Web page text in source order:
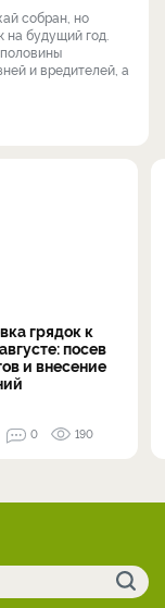
собран, но
на будущий год.
и вредителей, а
грядок к
посев
и внесение
0 190